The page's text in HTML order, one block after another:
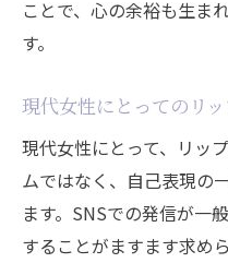
ことで、心の余裕も生ま
す。
現代女性にとってのリ
現代女性にとって、リッ
ムではなく、自己表現の
ます。SNSでの発信が一
することがますます求め